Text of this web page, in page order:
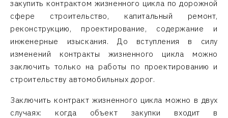
закупить контрактом жизненного цикла по дорожной
сфере строительство, капитальный ремонт,
реконструкцию, проектирование, содержание и
инженерные изыскания. До вступления в силу
изменений контракты жизненного цикла можно
заключить только на работы по проектированию и
строительству автомобильных дорог.
Заключить контракт жизненного цикла можно в двух
случаях: когда объект закупки входит в